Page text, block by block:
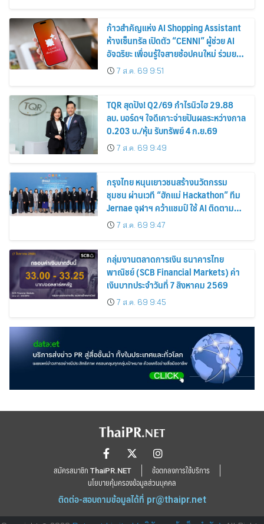
ก้าวสำคัญแห่ง AI Shopping Assistant
ห้างเซ็นทรัล เปิดตัว “CENNI” ผู้ช่วย AI
อัจฉริยะ เพื่อนรู้ใจสายช้อปคนใหม่ ร่วมยก
ระดับประสบการณ์ช้อปปิ้งให้ง่ายขึ้นได้ ใน
แชตเดียว
7 ส.ค. 69 9:51
TQR สุดปัง! Q2/69 กำไรนิวไฮ 29.88
ลบ. บอร์ดฯ ใจดีเคาะจ่ายปันผลระหว่างกาล
0.203 บ./หุ้น รับทรัพย์ 4 ก.ย.69
7 ส.ค. 69 9:49
กรุงไทย หนุนเยาวชนสร้างนวัตกรรม
ชุมชน ผ่านเวที “ฮักแม่ Hackathon” ทีม
Jernae จุฬาฯ คว้าแชมป์ ใช้ AI ติดตาม
ทรัพย์สินสูญหาย
7 ส.ค. 69 9:47
กลุ่มงานตลาดการเงิน ธนาคารไทย
พาณิชย์ (SCB Financial Markets) ค่า
เงินบาทประจำวันที่ 7 สิงหาคม 2569
7 ส.ค. 69 9:45
สมัครสมาชิก ThaiPR.NET
ข้อตกลงการใช้บริการ
นโยบายคุ้มครองข้อมูลส่วนบุคคล
ติดต่อ-สอบถามข้อมูลได้ที่ pr@thaipr.net